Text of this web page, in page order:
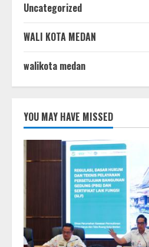
Uncategorized
WALI KOTA MEDAN
walikota medan
YOU MAY HAVE MISSED